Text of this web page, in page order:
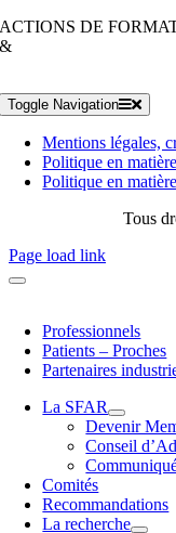
ACTIONS DE
&
Toggle Navigation
Mentions légales,
Politique en
Politique en
Tous
Page load link
Professionnels
Patients – Proches
Partenaires
La SFAR
Devenir
Conseil
Comités
Recommandations
La recherche